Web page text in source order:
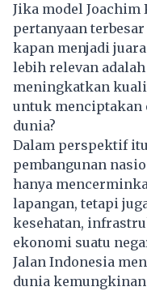
Jika model Joachim
pertanyaan
kapan menjadi juara
lebih relevan
meningkatkan
untuk menciptakan
dunia?
Dalam perspektif
pembangunan
hanya
lapangan, tetapi
kesehatan,
ekonomi suatu
Jalan Indonesia
dunia